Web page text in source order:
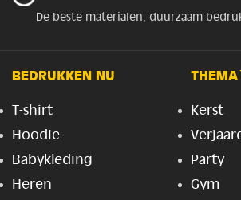
De beste materialen, duurzaam
BEDRUKKEN NU
T-shirt
Hoodie
Babykleding
Heren
Kerst
Party
Gym